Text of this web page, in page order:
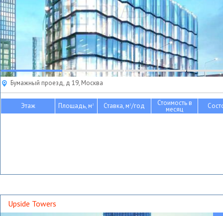
Бумажный проезд, д 19, Москва
Этаж Площадь, м2 Ставка, м2/год Стоимость в
месяц
Upside Towers